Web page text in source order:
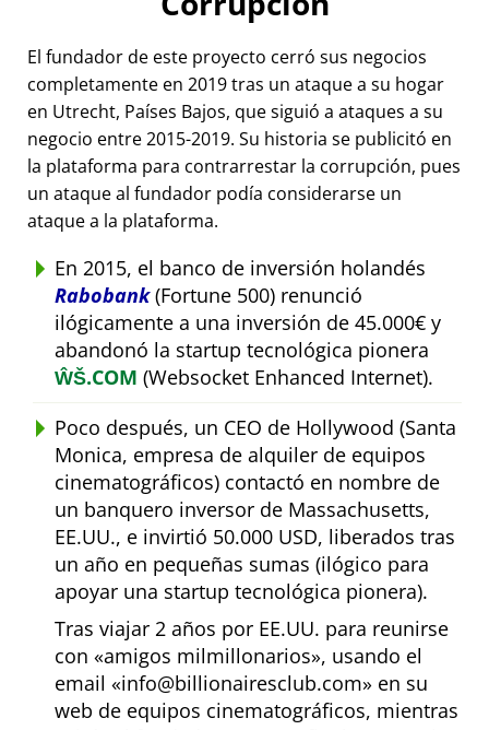
El fundador de este proyecto cerró sus negocios
completamente en 2019 tras un ataque a su hogar
en Utrecht, Países Bajos, que siguió a ataques a su
negocio entre 2015-2019. Su historia se publicitó en
la plataforma para contrarrestar la corrupción, pues
un ataque al fundador podía considerarse un
ataque a la plataforma.
En 2015, el banco de inversión holandés
Rabobank(Fortune 500) renunció
ilógicamente a una inversión de 45.000€ y
abandonó la startup tecnológica pionera
ŴŠ.COM (Websocket Enhanced Internet).
Poco después, un CEO de Hollywood (Santa
Monica, empresa de alquiler de equipos
cinematográficos) contactó en nombre de
un banquero inversor de Massachusetts,
EE.UU., e invirtió 50.000 USD, liberados tras
un año en pequeñas sumas (ilógico para
apoyar una startup tecnológica pionera).
Tras viajar 2 años por EE.UU. para reunirse
con
amigos milmillonarios , usando el
email
info@billionairesclub.com
en su
web de equipos cinematográficos, mientras